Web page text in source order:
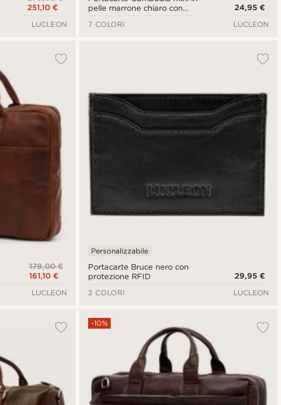
251,10 €
LUCLEON
pelle marrone chiaro con
24,95 €
7 COLORI
LUCLEON
179,00 €
161,10 €
LUCLEON
Portacarte Bruce nero con
protezione RFID
Personalizzabile
29,95 €
2 COLORI
LUCLEON
-10%